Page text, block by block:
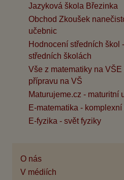
Jazyková škola Březinka
Obchod Zkoušek
učebnic
Hodnocení středních škol
středních školách
Vše z matematiky na
přípravu na VŠ
Maturujeme.cz - maturitní
E-matematika -
E-fyzika - svět fyziky
O nás
V médiích